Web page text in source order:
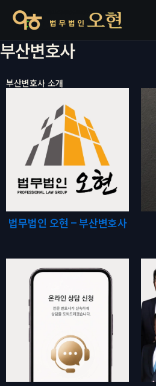
건너뛰기
부산변호사
부산변호사 소개
법무법인 오현 – 부산변호사